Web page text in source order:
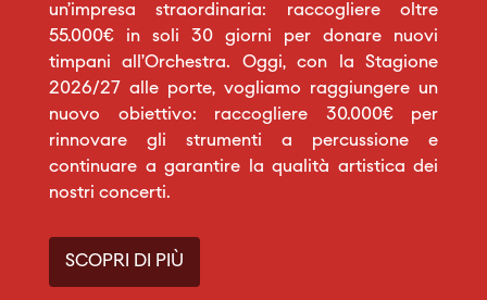
un’impresa straordinaria: raccogliere oltre
55.000€ in soli 30 giorni per donare nuovi
timpani all’Orchestra. Oggi, con la Stagione
2026/27 alle porte, vogliamo raggiungere un
nuovo obiettivo: raccogliere 30.000€ per
rinnovare gli strumenti a percussione e
continuare a garantire la qualità artistica dei
nostri concerti.
SCOPRI DI PIÙ